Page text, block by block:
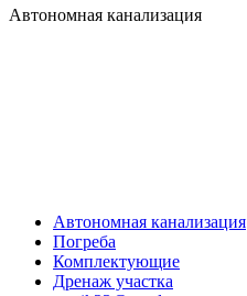
Автономная канализация
Автономная канализация
Погреба
Комплектующие
Дренаж участка